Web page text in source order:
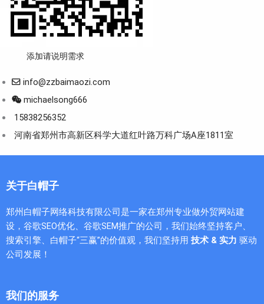
添加请说明需求
info@zzbaimaozi.com
michaelsong666
15838256352
河南省郑州市高新区科学大道红叶路万科广场A座1811室
关于白帽子
郑州白帽子网络科技有限公司是一家在郑州专业做外贸网站建
设，谷歌SEO优化、谷歌SEM推广的公司，我们始终坚持客户、
搜索引擎、白帽子“三赢”的价值观，我们坚持用 技术 & 实力 驱动
公司发展！
我们的服务